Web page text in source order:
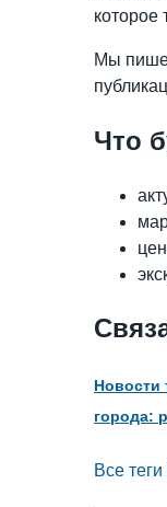
которое
Мы
Что
Новости
города:
Все